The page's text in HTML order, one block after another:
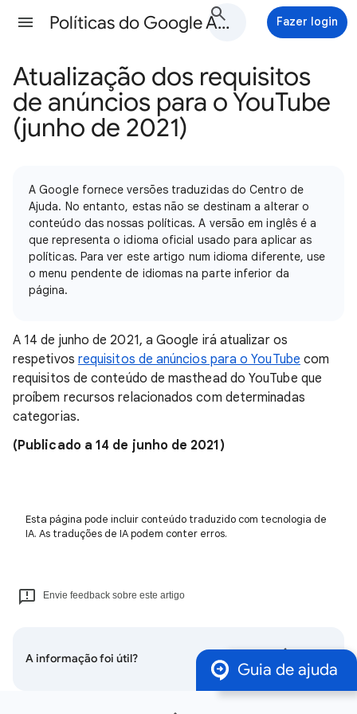
Políticas do Google Ads Ajuda Fazer login
Atualização dos requisitos
de anúncios para o YouTube
(junho de 2021)
A Google fornece versões traduzidas do Centro de
Ajuda. No entanto, estas não se destinam a alterar o
conteúdo das nossas políticas. A versão em inglês é a
que representa o idioma oficial usado para aplicar as
políticas. Para ver este artigo num idioma diferente, use
o menu pendente de idiomas na parte inferior da
página.
A 14 de junho de 2021, a Google irá atualizar os
respetivos requisitos de anúncios para o YouTube com
requisitos de conteúdo de masthead do YouTube que
proíbem recursos relacionados com determinadas
categorias.
(Publicado a 14 de junho de 2021)
Esta página pode incluir conteúdo traduzido com tecnologia de
IA. As traduções de IA podem conter erros.
Envie feedback sobre este artigo
A informação foi útil?
Guia de ajuda